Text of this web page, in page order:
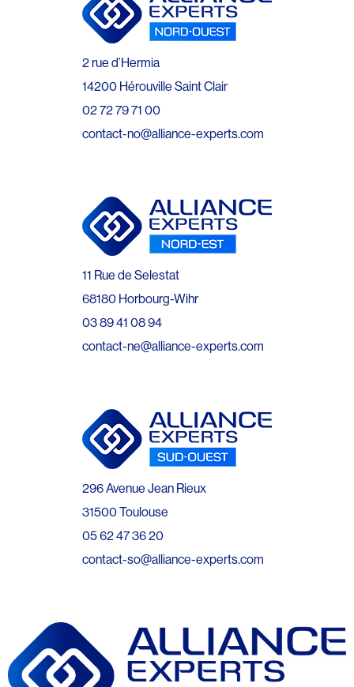
2 rue d’Hermia
14200 Hérouville Saint Clair
02 72 79 71 00
contact-no@alliance-experts.com
11 Rue de Selestat
68180 Horbourg-Wihr
03 89 41 08 94
contact-ne@alliance-experts.com
296 Avenue Jean Rieux
31500 Toulouse
05 62 47 36 20
contact-so@alliance-experts.com